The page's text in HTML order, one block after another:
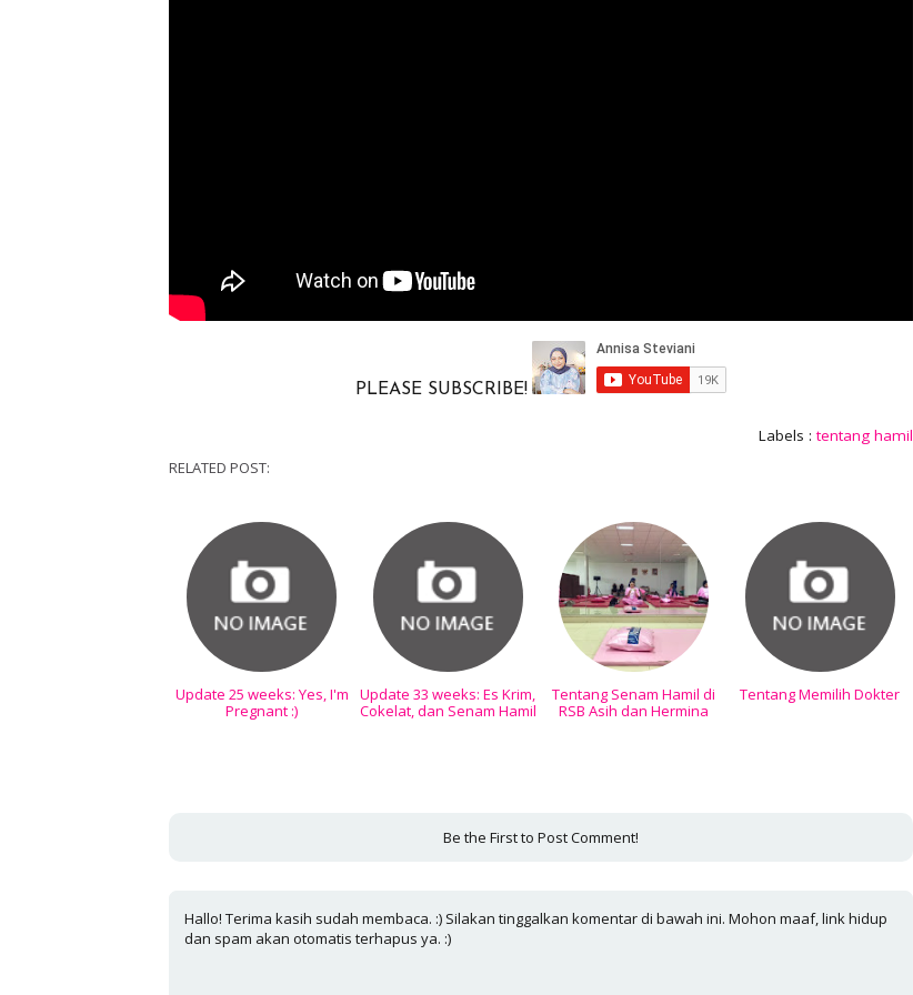
PLEASE SUBSCRIBE!
Labels :tentang hamil
RELATED POST:
Update 25 weeks: Yes, I'm
Pregnant :)
Update 33 weeks: Es Krim,
Cokelat, dan Senam Hamil
Tentang Senam Hamil di
RSB Asih dan Hermina
Tentang Memilih Dokter
Be the First to Post Comment!
Hallo! Terima kasih sudah membaca. :) Silakan tinggalkan komentar di bawah ini. Mohon maaf, link hidup
dan spam akan otomatis terhapus ya. :)